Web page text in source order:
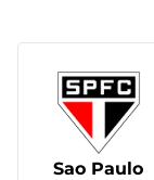
Sao Paulo